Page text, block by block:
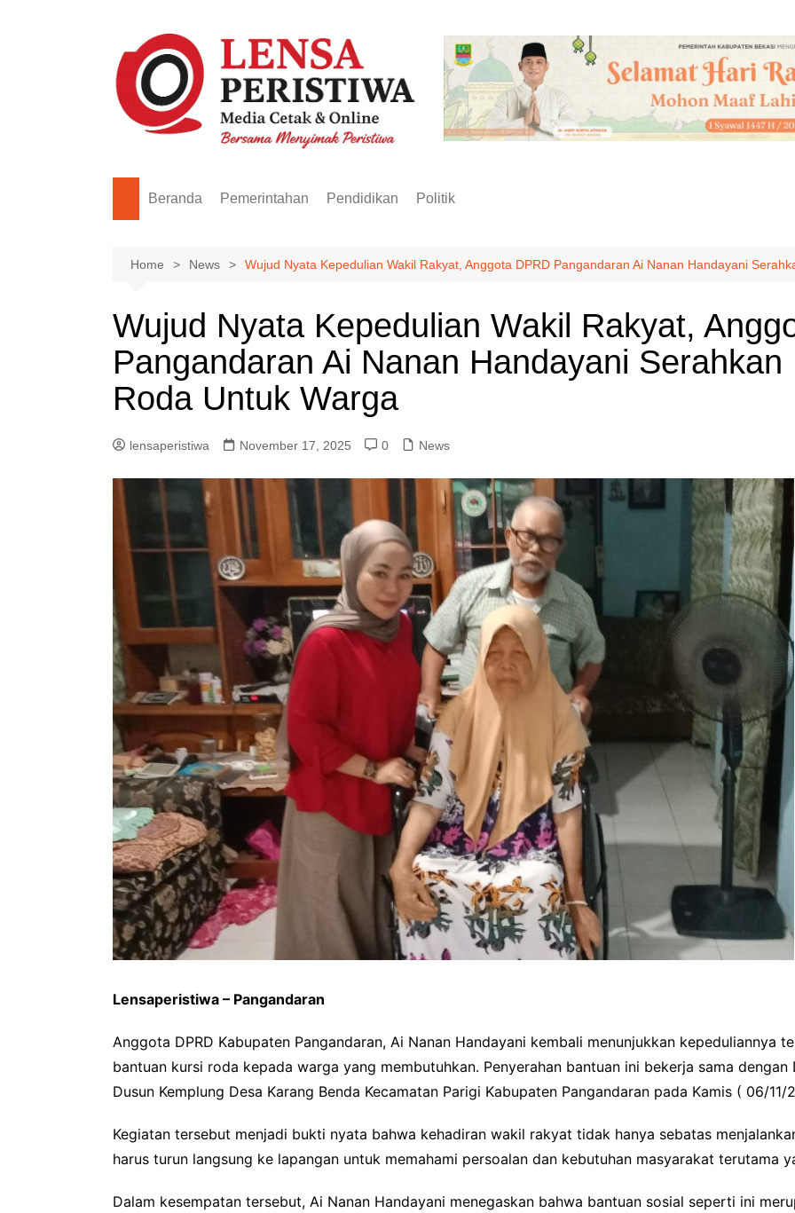
Beranda Pemerintahan Pendidikan Politik
Home News Wujud Nyata Kepedulian Wakil Rakyat, Anggota DPRD Pangandaran Ai Nanan Handayani
Wujud Nyata Kepedulian Wakil Rakyat,
Pangandaran Ai Nanan Handayani
Roda Untuk Warga
lensaperistiwa November 17, 2025 0 News
Lensaperistiwa – Pangandaran
Anggota DPRD Kabupaten Pangandaran, Ai Nanan Handayani kembali menunjukkan kepeduliannya
bantuan kursi roda kepada warga yang membutuhkan. Penyerahan bantuan ini bekerja sama dengan
Dusun Kemplung Desa Karang Benda Kecamatan Parigi Kabupaten Pangandaran pada Kamis ( 06/11/
Kegiatan tersebut menjadi bukti nyata bahwa kehadiran wakil rakyat tidak hanya sebatas
harus turun langsung ke lapangan untuk memahami persoalan dan kebutuhan masyarakat terutama
Dalam kesempatan tersebut, Ai Nanan Handayani menegaskan bahwa bantuan sosial seperti ini